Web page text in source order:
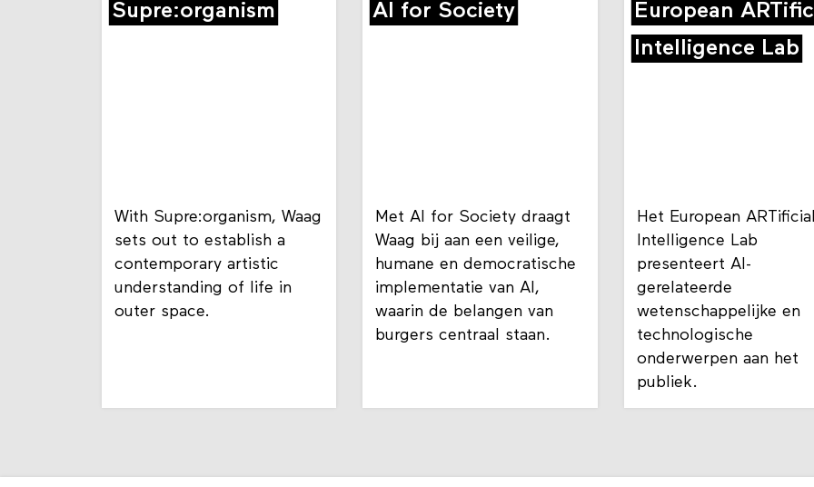
Supre:organism
With Supre:organism, Waag
sets out to establish a
contemporary artistic
understanding of life in
outer space.
AI for Society
Met AI for Society draagt
Waag bij aan een veilige,
humane en democratische
implementatie van AI,
waarin de belangen van
burgers centraal staan.
European
Intelligence Lab
Het European
Intelligence Lab
presenteert AI-
gerelateerde
wetenschappelijke en
technologische
onderwerpen aan het
publiek.